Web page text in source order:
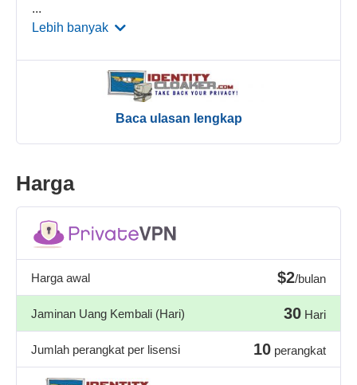
...
Lebih banyak
Baca ulasan lengkap
Harga
Harga awal $2/bulan
Jaminan Uang Kembali (Hari) 30 Hari
Jumlah perangkat per lisensi 10 perangkat